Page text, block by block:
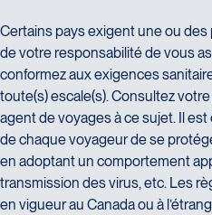
Certains pays exigent une ou
de votre responsabilité de vous
conformez aux exigences
toute(s) escale(s). Consultez
agent de voyages à ce sujet. Il
de chaque voyageur de se
en adoptant un comportement
transmission des virus, etc. Les
en vigueur au Canada ou à